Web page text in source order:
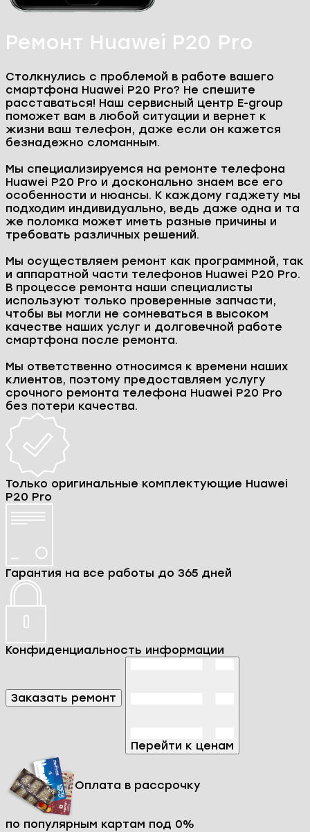
Ремонт Huawei P20 Pro
Столкнулись с проблемой в работе вашего
смартфона Huawei P20 Pro? Не спешите
расставаться! Наш сервисный центр E-group
поможет вам в любой ситуации и вернет к
жизни ваш телефон, даже если он кажется
безнадежно сломанным.
Мы специализируемся на ремонте телефона
Huawei P20 Pro и досконально знаем все его
особенности и нюансы. К каждому гаджету мы
подходим индивидуально, ведь даже одна и та
же поломка может иметь разные причины и
требовать различных решений.
Мы осуществляем ремонт как программной, так
и аппаратной части телефонов Huawei P20 Pro.
В процессе ремонта наши специалисты
используют только проверенные запчасти,
чтобы вы могли не сомневаться в высоком
качестве наших услуг и долговечной работе
смартфона после ремонта.
Мы ответственно относимся к времени наших
клиентов, поэтому предоставляем услугу
срочного ремонта телефона Huawei P20 Pro
без потери качества.
Только оригинальные комплектующие Huawei
P20 Pro
Гарантия на все работы до 365 дней
Конфиденциальность информации
Заказать ремонт
Перейти к ценам
Оплата в рассрочку
по популярным картам под 0%